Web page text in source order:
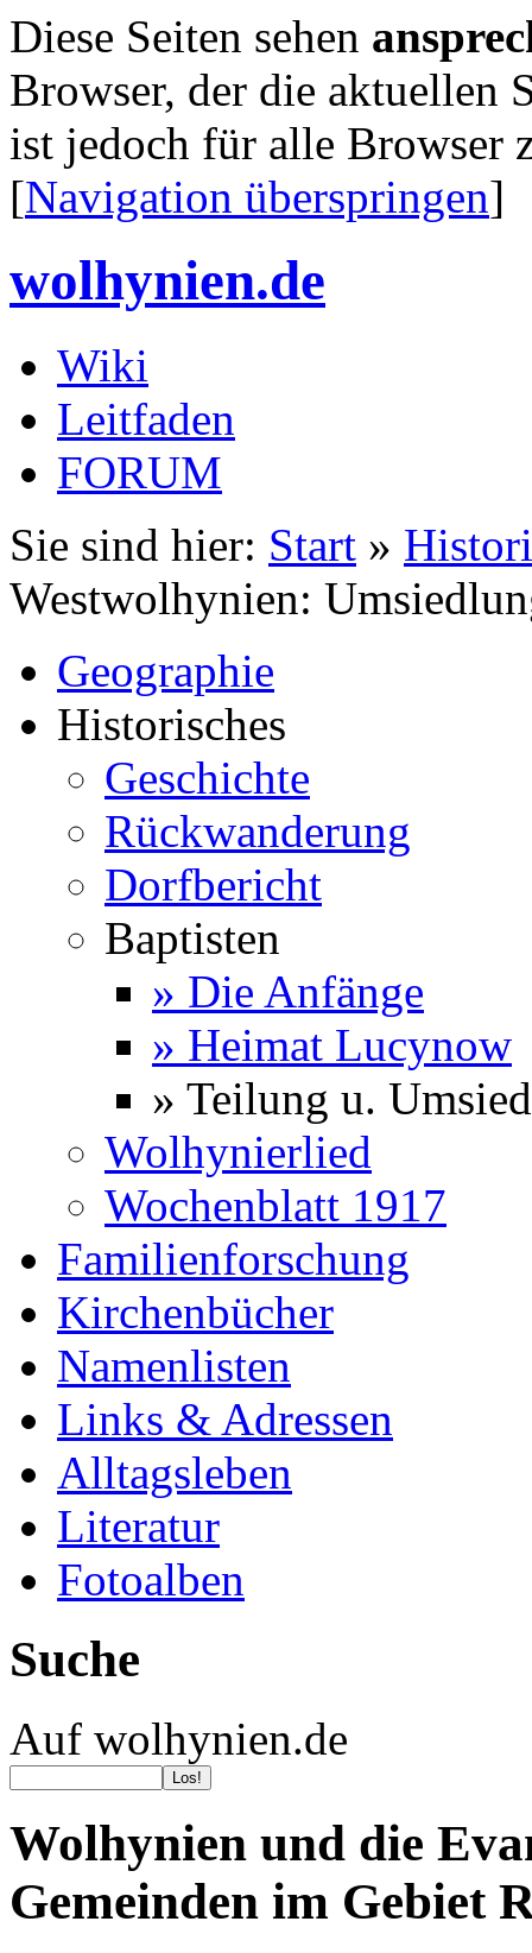
Diese Seiten sehen
Browser, der die aktuellen
ist jedoch für alle Browser
[Navigation überspringen]
wolhynien.de
Wiki
Leitfaden
FORUM
Sie sind hier: Start »
Westwolhynien:
Geographie
Historisches
Geschichte
Rückwanderung
Dorfbericht
Baptisten
» Die Anfänge
» Heimat Lucynow
» Teilung u.
Wolhynierlied
Wochenblatt 1917
Familienforschung
Kirchenbücher
Namenlisten
Links & Adressen
Alltagsleben
Literatur
Fotoalben
Suche
Auf wolhynien.de
Wolhynien und die
Gemeinden im Gebiet